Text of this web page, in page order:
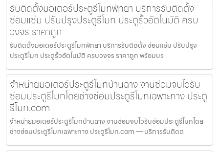
รับติดตั้งมอเตอร์ประตูรีโมทพัทยา บริการรับติดตั้ง
ซ่อมแซ่ม ปรับปรุงประตูรีโมท ประตูรั้วอัตโนมัติ ครบ
วงจร ราคาถูก
รับติดตั้งมอเตอร์ประตูรีโมทพัทยา บริการรับติดตั้ง ซ่อมแซ่ม ปรับปรุง
ประตูรีโมท ประตูรั้วอัตโนมัติ ครบวงจร ราคาถูก พร้อมบร
จำหน่ายมอเตอร์ประตูรีโมทบ้านฉาง งานซ่อมจบไวรับ
ซ่อมประตูรีโมทโดยช่างซ่อมประตูรีโมทเฉพาะทาง ประตู
รีโมท.com
จำหน่ายมอเตอร์ประตูรีโมทบ้านฉาง งานซ่อมจบไวรับซ่อมประตูรีโมทโดย
ช่างซ่อมประตูรีโมทเฉพาะทาง ประตูรีโมท.com — บริการรับติดต